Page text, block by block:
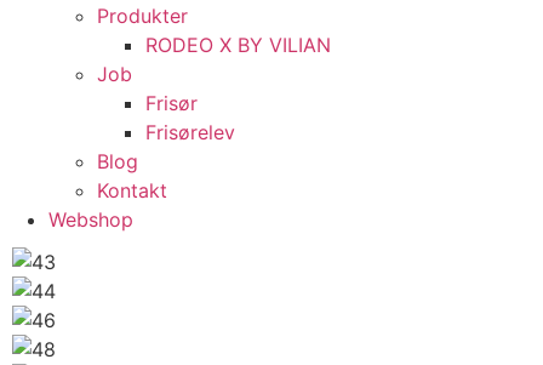
Produkter
RODEO X BY VILIAN
Job
Frisør
Frisørelev
Blog
Kontakt
Webshop